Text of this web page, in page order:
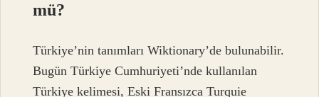
mü?
Türkiye’nin tanımları Wiktionary’de bulunabilir.
Bugün Türkiye Cumhuriyeti’nde kullanılan
Türkiye kelimesi, Eski Fransızca Turquie